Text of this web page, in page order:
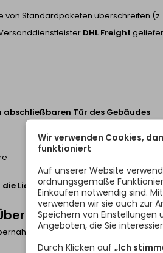
Standardpaketen überschreiten
DHL Freight
abschließbaren Tür des Gebäudes
die Lieferung der Sendung
zu kontrollieren.
Wir verwenden Cookies,
funktioniert
Auf unserer Website
ordnungsgemäße
Einkaufen notwendig sind.
verwenden wir sie auch zur
Speichern von Einstellungen
Angeboten, die Sie
Durch Klicken auf „Ich